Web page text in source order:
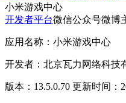
小米游戏中心
开发者平台微信公众号微博
应用名称：小米游戏中心
开发者：北京瓦力网络科技
版本：13.5.0.70 更新时间：